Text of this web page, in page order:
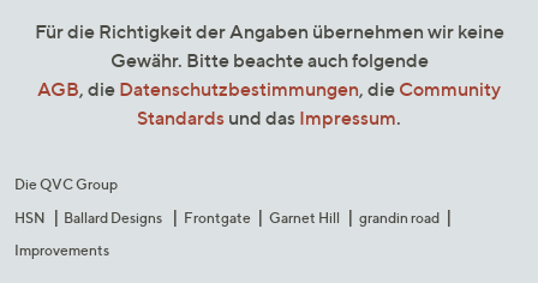
Für die Richtigkeit der Angaben übernehmen wir keine
Gewähr. Bitte beachte auch folgende
AGB, die Datenschutzbestimmungen, die Community
Standards und das Impressum.
Die QVC Group
HSN
Ballard Designs Frontgate Garnet Hill
grandin road
Improvements